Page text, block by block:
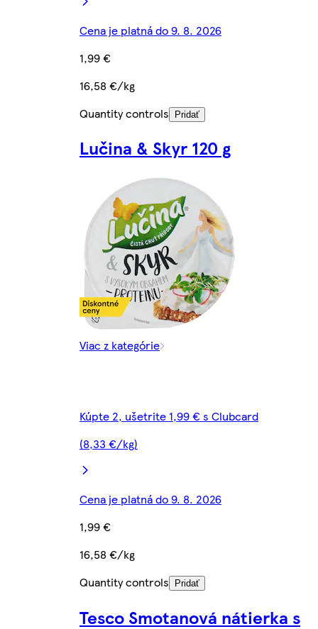
Cena je platná do 9. 8. 2026
1,99 €
16,58 €/kg
Quantity controls
Pridať
Lučina & Skyr 120 g
Viac z kategórie
Kúpte 2, ušetrite 1,99 € s Clubcard
(8,33 €/kg)
Cena je platná do 9. 8. 2026
1,99 €
16,58 €/kg
Quantity controls
Pridať
Tesco Smotanová nátierka s